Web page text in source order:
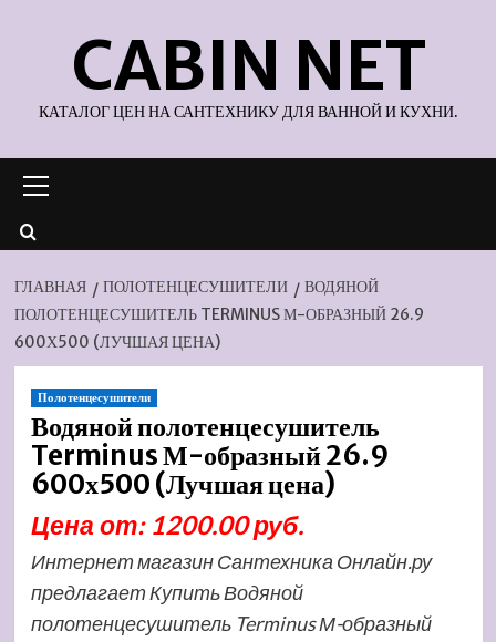
содержимомуCABIN NET
КАТАЛОГ ЦЕН НА САНТЕХНИКУ ДЛЯ ВАННОЙ И КУХНИ.
меню
ГЛАВНАЯ ПОЛОТЕНЦЕСУШИТЕЛИ
ВОДЯНОЙ
ПОЛОТЕНЦЕСУШИТЕЛЬ TERMINUS М-ОБРАЗНЫЙ 26.9
600Х500 (ЛУЧШАЯ ЦЕНА)
Полотенцесушители
Водяной полотенцесушитель
Terminus М-образный 26.9
600х500 (Лучшая цена)
Цена от: 1200.00 руб.
Интернет магазин Сантехника Онлайн.ру
предлагает Купить Водяной
полотенцесушитель Terminus М-образный